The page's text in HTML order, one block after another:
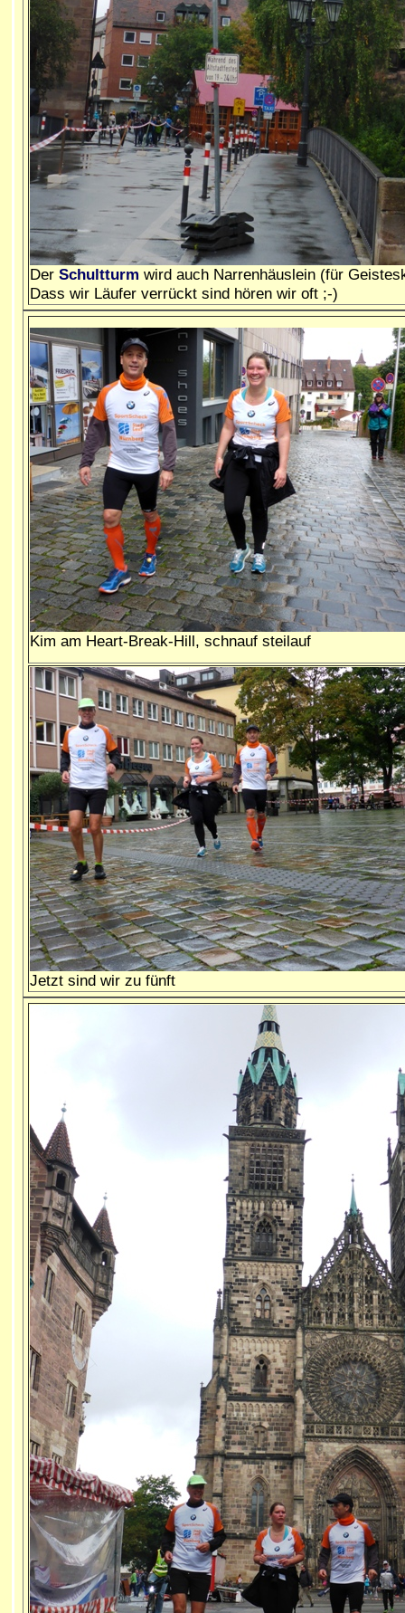
Der Schultturm wird auch Narrenhäuslein (für
Dass wir Läufer verrückt sind hören wir oft ;-)
Kim am Heart-Break-Hill, schnauf steilauf
Jetzt sind wir zu fünft